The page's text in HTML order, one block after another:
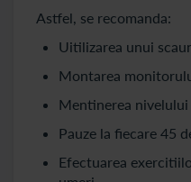
Astfel, se recomanda:
Uitilizarea unui
Montarea
Mentinerea
Pauze la fiecare 45
Efectuarea